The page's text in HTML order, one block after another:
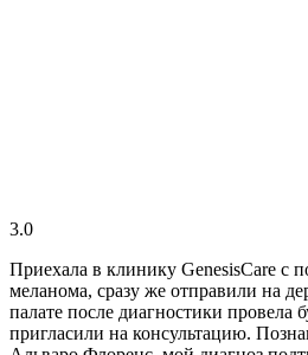
3.0
Приехала в клинику GenesisСare с
меланома, сразу же отправили на
палате после диагностики провела
пригласили на консультацию.